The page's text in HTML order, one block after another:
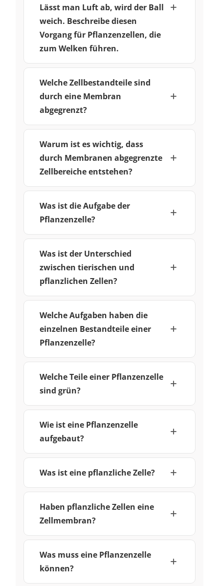
Lässt man Luft ab, wird der Ball
weich. Beschreibe diesen
Vorgang für Pflanzenzellen, die
zum Welken führen.
Welche Zellbestandteile sind
durch eine Membran
abgegrenzt?
Warum ist es wichtig, dass
durch Membranen abgegrenzte
Zellbereiche entstehen?
Was ist die Aufgabe der
Pflanzenzelle?
Was ist der Unterschied
zwischen tierischen und
pflanzlichen Zellen?
Welche Aufgaben haben die
einzelnen Bestandteile einer
Pflanzenzelle?
Welche Teile einer Pflanzenzelle
sind grün?
Wie ist eine Pflanzenzelle
aufgebaut?
Was ist eine pflanzliche Zelle?
Haben pflanzliche Zellen eine
Zellmembran?
Was muss eine Pflanzenzelle
können?